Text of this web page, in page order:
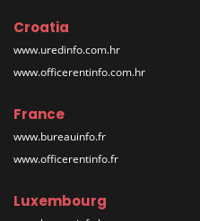
Croatia
www.uredinfo.com.hr
www.officerentinfo.com.hr
France
www.bureauinfo.fr
www.officerentinfo.fr
Luxembourg